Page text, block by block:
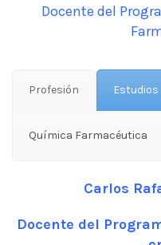
Docente del
Profesión Estudios
Química Farmacéutica
Carlos
Docente del